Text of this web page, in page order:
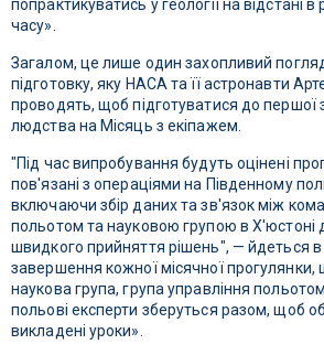
попрактикуватись у геології на відстані
часу».
Загалом, це лише один захопливий
підготовку, яку НАСА та її астронавти
проводять, щоб підготуватися до першої
людства на Місяць з екіпажем.
"Під час випробування будуть оцінені
пов'язані з операціями на Південному
включаючи збір даних та зв'язок між
польотом та науковою групою в Х'юстоні
швидкого прийняття рішень", — йдеться в
завершення кожної місячної
наукова група, група управління
польові експерти зберуться разом, щоб
викладені уроки».